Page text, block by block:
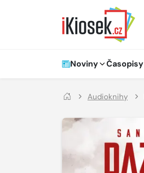
Hlavní navigace
Noviny Časopisy
Audioknihy